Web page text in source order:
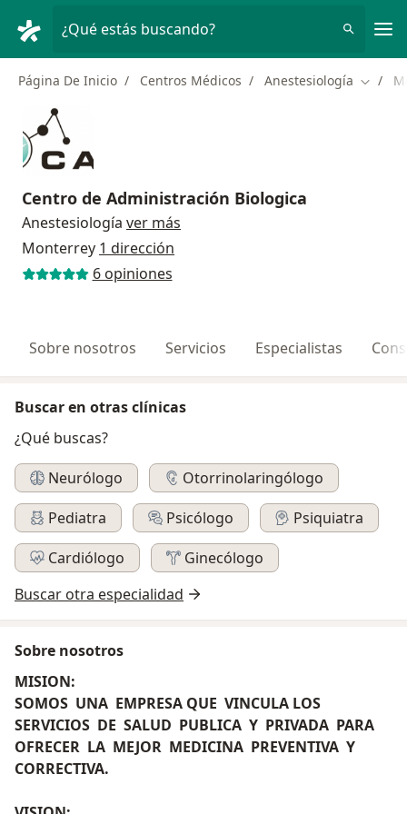
¿Qué estás buscando?
Página De Inicio Centros Médicos Anestesiología
Centro de Administración Biologica
Anestesiología ver más
Monterrey 1 dirección
6 opiniones
Sobre nosotros Servicios Especialistas
Buscar en otras clínicas
¿Qué buscas?
Neurólogo
Otorrinolaringólogo
Pediatra
Psicólogo
Psiquiatra
Cardiólogo
Ginecólogo
Buscar otra especialidad
Sobre nosotros
MISION:
SOMOS UNA EMPRESA QUE VINCULA LOS
SERVICIOS DE SALUD PUBLICA Y PRIVADA PARA
OFRECER LA MEJOR MEDICINA PREVENTIVA Y
CORRECTIVA.